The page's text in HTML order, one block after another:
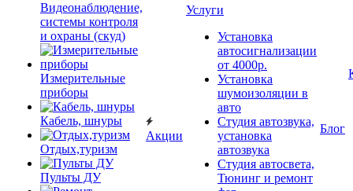
Видеонаблюдение,
системы контроля
и охраны (скуд)
Измерительные
приборы
Кабель, шнуры
Отдых,туризм
Пульты ДУ
Акции
Услуги
Установка
автосигнализации
от 4000р.
Установка
шумоизоляции в
авто
Студия автозвука,
установка
автозвука
Студия автосвета,
Тюнинг и ремонт
Блог